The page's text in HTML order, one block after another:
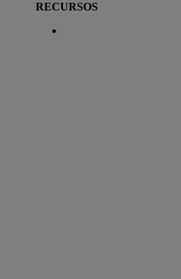
RECURSOS